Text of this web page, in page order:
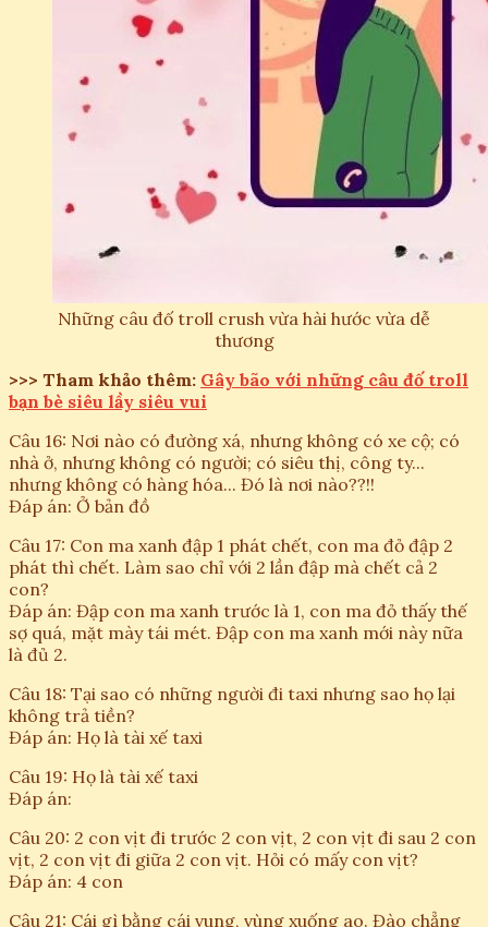
Những câu đố troll crush vừa hài hước vừa dễ
thương
>>> Tham khảo thêm: Gây bão với những câu đố troll
bạn bè siêu lầy siêu vui
Câu 16: Nơi nào có đường xá, nhưng không có xe cộ; có
nhà ở, nhưng không có người; có siêu thị, công ty...
nhưng không có hàng hóa... Đó là nơi nào??!!
Đáp án: Ở bản đồ
Câu 17: Con ma xanh đập 1 phát chết, con ma đỏ đập 2
phát thì chết. Làm sao chỉ với 2 lần đập mà chết cả 2
con?
Đáp án: Đập con ma xanh trước là 1, con ma đỏ thấy thế
sợ quá, mặt mày tái mét. Đập con ma xanh mới này nữa
là đủ 2.
Câu 18: Tại sao có những người đi taxi nhưng sao họ lại
không trả tiền?
Đáp án: Họ là tài xế taxi
Câu 19: Họ là tài xế taxi
Đáp án:
Câu 20: 2 con vịt đi trước 2 con vịt, 2 con vịt đi sau 2 con
vịt, 2 con vịt đi giữa 2 con vịt. Hỏi có mấy con vịt?
Đáp án: 4 con
Câu 21: Cái gì bằng cái vung, vùng xuống ao. Đào chẳng